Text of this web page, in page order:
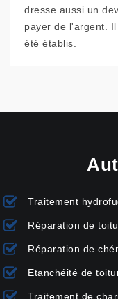
dresse aussi un
payer de l'argent.
été établis.
Traitement
Réparation de
Réparation de
Etanchéité de
Traitement de